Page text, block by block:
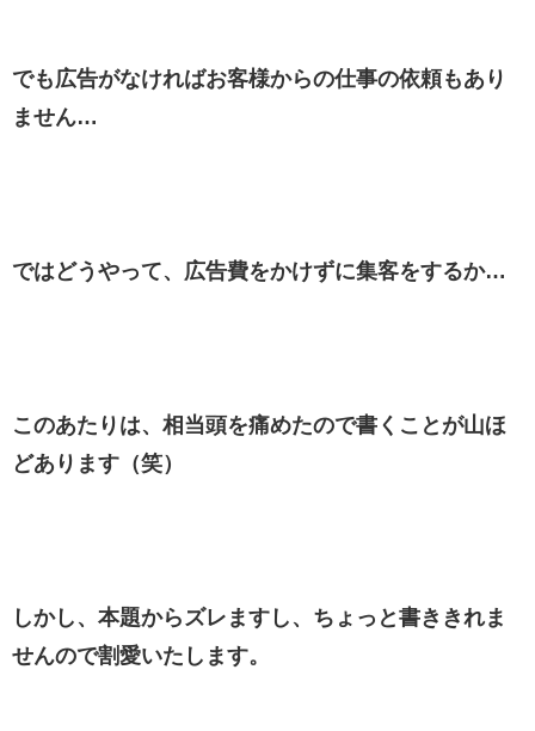
でも広告がなければお客様からの仕事の依頼もあり
ません…
ではどうやって、広告費をかけずに集客をするか…
このあたりは、相当頭を痛めたので書くことが山ほ
どあります（笑）
しかし、本題からズレますし、ちょっと書ききれま
せんので割愛いたします。